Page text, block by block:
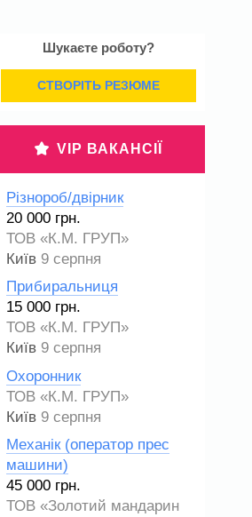
Шукаєте роботу?
СТВОРІТЬ РЕЗЮМЕ
VIP ВАКАНСІЇ
Різнороб/двірник
20 000 грн.
ТОВ «К.М. ГРУП»
Київ 9 серпня
Прибиральниця
15 000 грн.
ТОВ «К.М. ГРУП»
Київ 9 серпня
Охоронник
ТОВ «К.М. ГРУП»
Київ 9 серпня
Механік (оператор прес
машини)
45 000 грн.
ТОВ «Золотий мандарин